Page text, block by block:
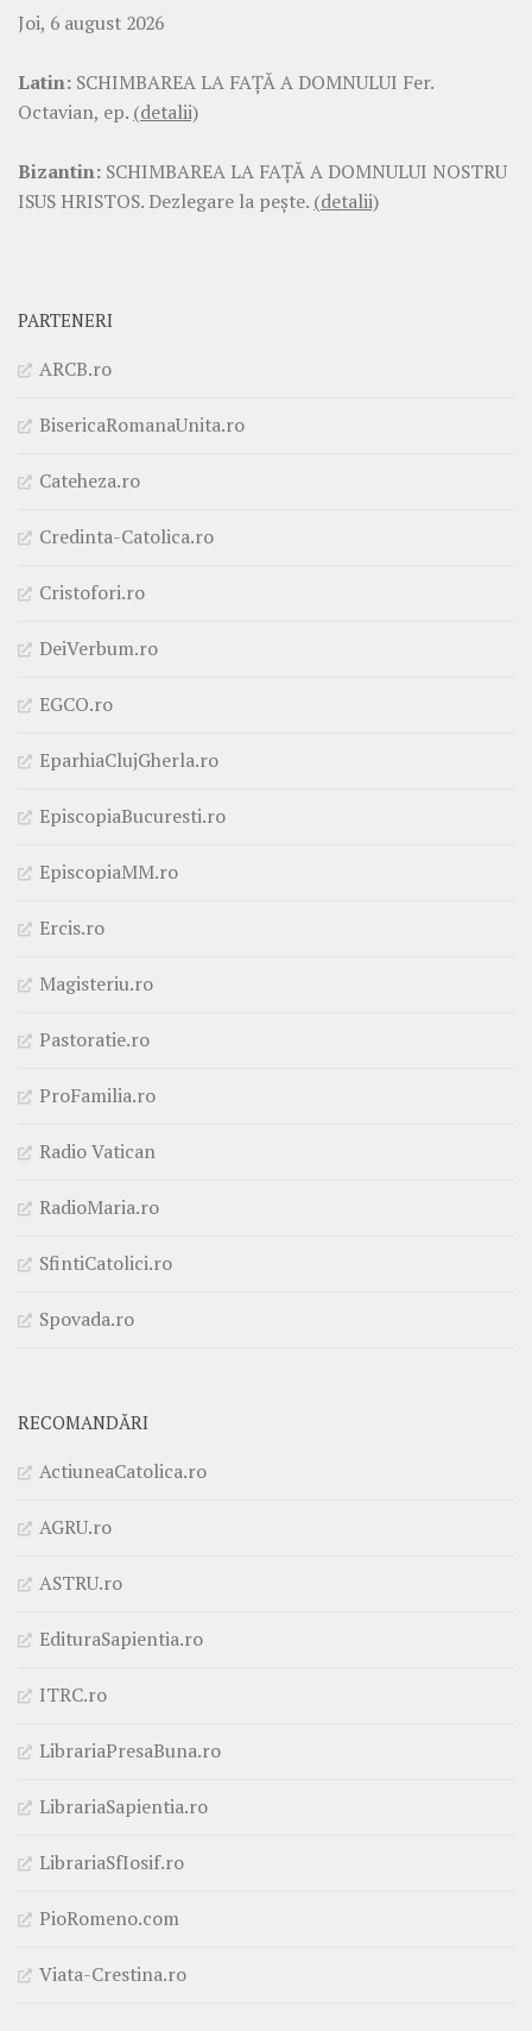
Joi, 6 august 2026
Latin: SCHIMBAREA LA FAŢĂ A DOMNULUI Fer.
Octavian, ep. (detalii)
Bizantin: SCHIMBAREA LA FAŢĂ A DOMNULUI NOSTRU
ISUS HRISTOS. Dezlegare la pește. (detalii)
PARTENERI
ARCB.ro
BisericaRomanaUnita.ro
Cateheza.ro
Credinta-Catolica.ro
Cristofori.ro
DeiVerbum.ro
EGCO.ro
EparhiaClujGherla.ro
EpiscopiaBucuresti.ro
EpiscopiaMM.ro
Ercis.ro
Magisteriu.ro
Pastoratie.ro
ProFamilia.ro
Radio Vatican
RadioMaria.ro
SfintiCatolici.ro
Spovada.ro
RECOMANDĂRI
ActiuneaCatolica.ro
AGRU.ro
ASTRU.ro
EdituraSapientia.ro
ITRC.ro
LibrariaPresaBuna.ro
LibrariaSapientia.ro
LibrariaSfIosif.ro
PioRomeno.com
Viata-Crestina.ro